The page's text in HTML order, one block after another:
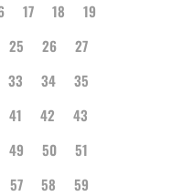
17 18
19
25 26
27
33 34
35
41 42
43
49 50
51
57 58
59